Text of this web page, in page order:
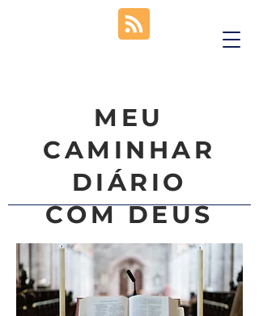
MEU
CAMINHAR
DIÁRIO
COM DEUS